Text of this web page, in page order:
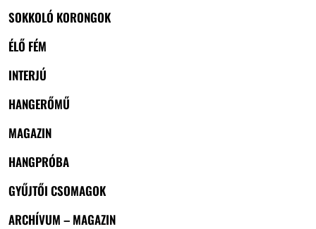
SOKKOLÓ KORONGOK
ÉLŐ FÉM
INTERJÚ
HANGERŐMŰ
MAGAZIN
HANGPRÓBA
GYŰJTŐI CSOMAGOK
ARCHÍVUM – MAGAZIN